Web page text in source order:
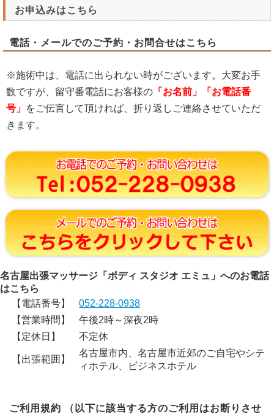
お申込みはこちら
電話・メールでのご予約・お問合せはこちら
※施術中は、電話に出られない時がございます。大変お手
数ですが、留守番電話にお客様の 「お名前」「お電話番
号」 をご伝言して頂ければ、折り返しご連絡させていただ
きます。
名古屋出張マッサージ「ボディ スタジオ エミュ」へのお電話
はこちら
【電話番号】
052-228-0938
【営業時間】
午後2時～深夜2時
【定休日】
不定休
【出張範囲】
名古屋市内、名古屋市近郊のご自宅やシテ
ィホテル、ビジネスホテル
ご利用規約 （以下に該当する方のご利用はお断りさせ